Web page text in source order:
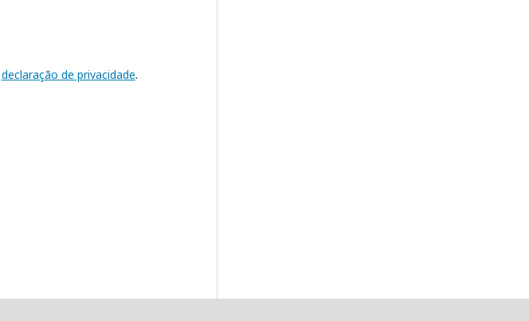
declaração de privacidade.